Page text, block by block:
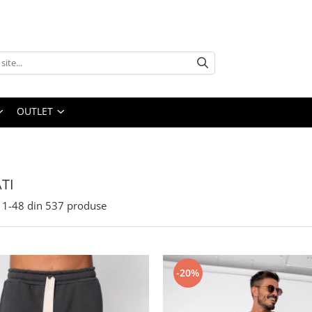
OUTLET
1-48 din 537 produse
-20%